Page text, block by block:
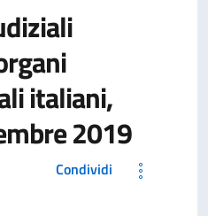
italiani,
2019
Condividi